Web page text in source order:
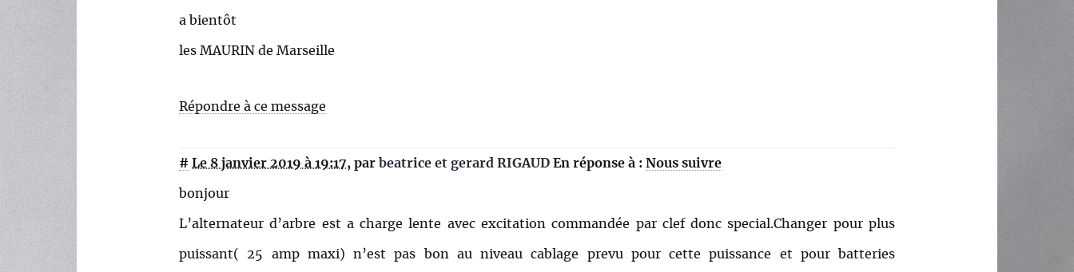
a bientôt
les MAURIN de Marseille
Répondre à ce message
# Le 8 janvier 2019 à 19:17, par beatrice et gerard RIGAUD En réponse à : Nous suivre
bonjour
L’alternateur d’arbre est a charge lente avec excitation commandée par clef donc special.Changer pour plus
puissant( 25 amp maxi) n’est pas bon au niveau cablage prevu pour cette puissance et pour batteries